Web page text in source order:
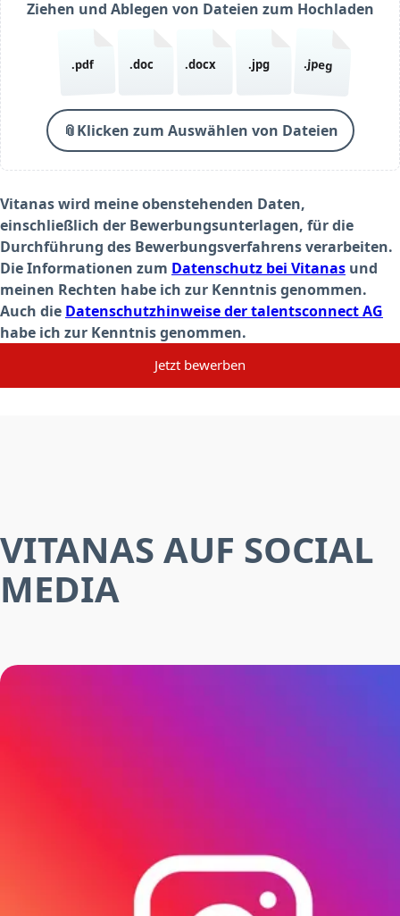
Ziehen und Ablegen von Dateien zum Hochladen
.pdf .doc .docx .jpg .jpeg
📎Klicken zum Auswählen von Dateien
Vitanas wird meine obenstehenden Daten,
einschließlich der Bewerbungsunterlagen, für die
Durchführung des Bewerbungsverfahrens verarbeiten.
Die Informationen zum Datenschutz bei Vitanas und
meinen Rechten habe ich zur Kenntnis genommen.
Auch die Datenschutzhinweise der talentsconnect AG
habe ich zur Kenntnis genommen.
Jetzt bewerben
VITANAS AUF SOCIAL
MEDIA